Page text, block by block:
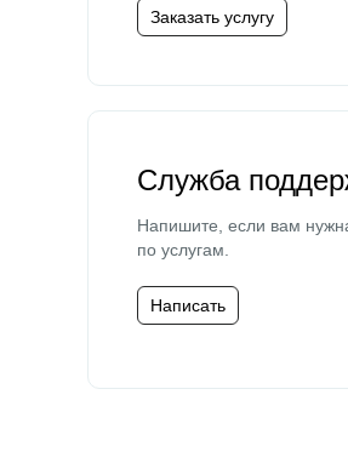
Заказать услугу
Служба
Напишите, если вам
по услугам.
Написать